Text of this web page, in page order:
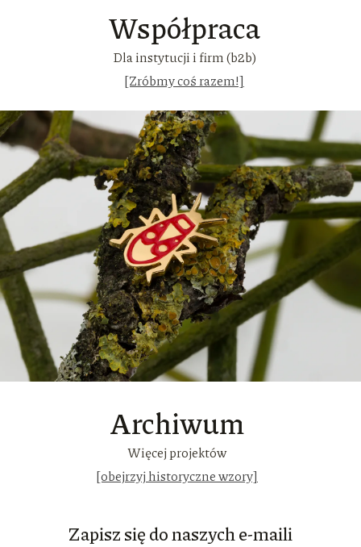
Współpraca
Dla instytucji i firm (b2b)
[Zróbmy coś razem!]
Archiwum
Więcej projektów
[obejrzyj historyczne wzory]
Zapisz się do naszych e-maili